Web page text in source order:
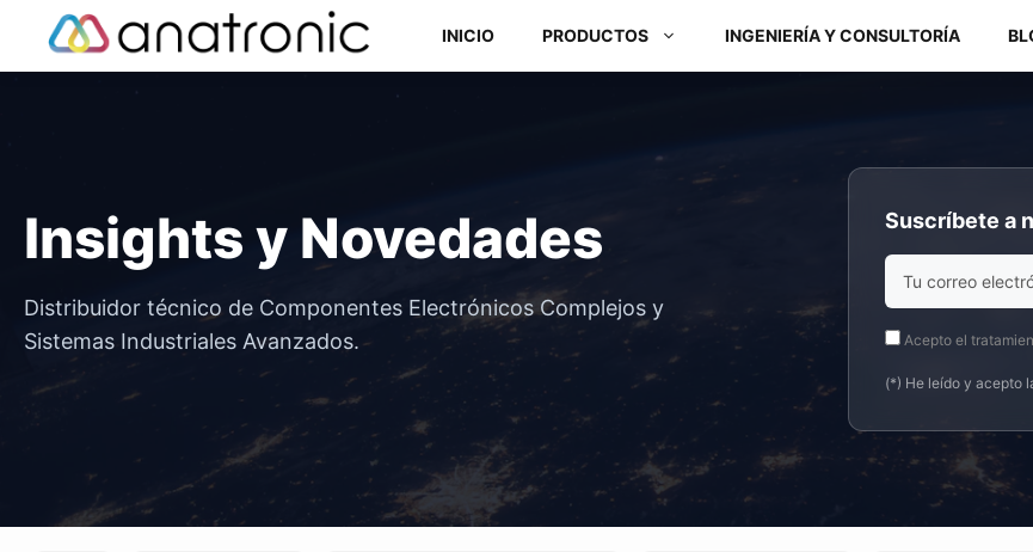
contenido
INICIO PRODUCTOS
Componentes Electromecánicos
Box PC y Panel PC
INGENIERÍA Y CONSULTORÍA
Insights y Novedades
Distribuidor técnico de Componentes Electrónicos Complejos y
Sistemas Industriales Avanzados.
Suscríbete a
Acepto el
(*) He leído y acepto